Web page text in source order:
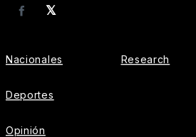
𝕏
Facebook
Nacionales
Deportes
Opinión
Research